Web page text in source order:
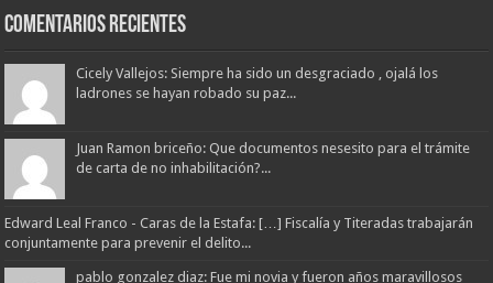
Comentarios Recientes
Cicely Vallejos: Siempre ha sido un desgraciado , ojalá los
ladrones se hayan robado su paz...
Juan Ramon briceño: Que documentos nesesito para el trámite
de carta de no inhabilitación?...
Edward Leal Franco - Caras de la Estafa: […] Fiscalía y Titeradas trabajarán
conjuntamente para prevenir el delito...
pablo gonzalez diaz: Fue mi novia y fueron años maravillosos